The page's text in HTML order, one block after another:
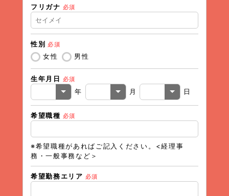
フリガナ 必須
性別 必須
女性 男性
生年月日 必須
年 月 日
希望職種 必須
※希望職種があればご記入ください。<経理事
務・一般事務など＞
希望勤務エリア 必須